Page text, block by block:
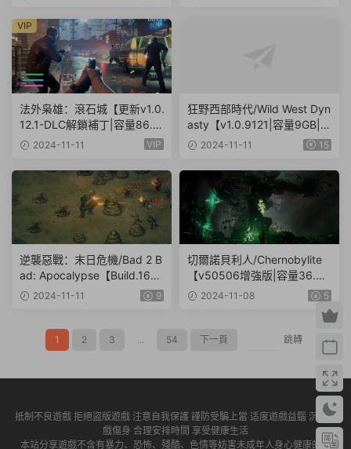
法外枭雄：滾石城【更新v1.0.
12.1-DLC解鎖補丁|容量86.7
GB|官方簡體中文】Crime Bo
2024-11-11 VIP
VIP
狂野西部時代/Wild West Dyn
asty【v1.0.9121|容量9GB|官
方簡體中文】
2024-11-11 15
逆襲惡戰：末日危機/Bad 2 B
ad: Apocalypse【Build.1629
9849|容量1.33GB|官方簡體
2024-11-11 9
切爾諾貝利人/Chernobylite
【v50506增強版|容量36.8G
B|官方簡體中文|支持鍵盤.鼠
2024-11-08 5
1 2 3 ... 54 下一頁 跳轉
抵制不良遊戲 拒絕盜版遊戲 注意自我保護 謹防受騙上當 适度遊戲益腦 沉迷遊
戲傷身 合理安排時間 享受健康生活
本站分享遊戲不含有暴力、恐怖、殘酷、色情等妨害未成年人身心健康的内